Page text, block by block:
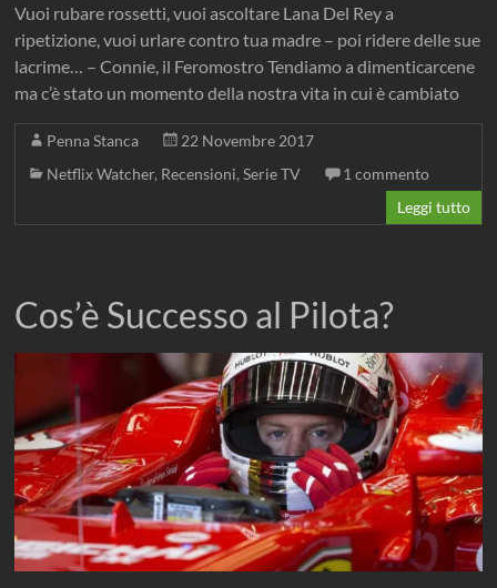
Vuoi rubare rossetti, vuoi ascoltare Lana Del Rey a
ripetizione, vuoi urlare contro tua madre – poi ridere delle sue
lacrime… – Connie, il Feromostro Tendiamo a dimenticarcene
ma c’è stato un momento della nostra vita in cui è cambiato
Penna Stanca
22 Novembre 2017
Netflix Watcher, Recensioni,Serie TV
1 commento
Leggi tutto
Cos’è Successo al Pilota?